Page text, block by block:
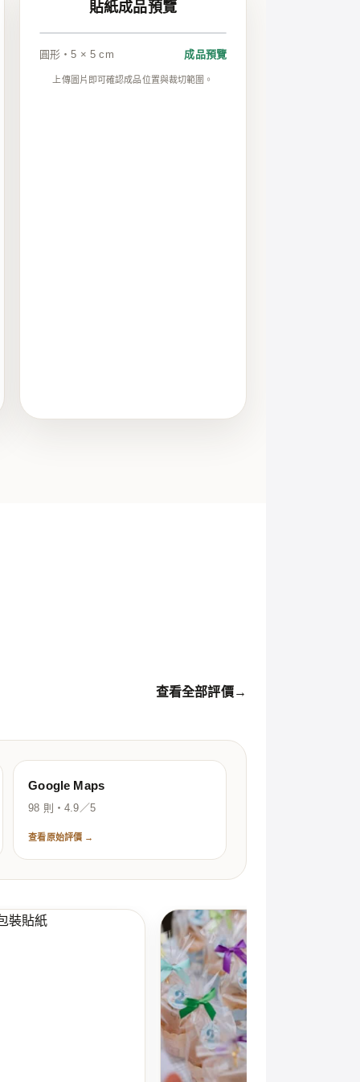
貼紙成品預覽
圓形・5 × 5 cm 成品預覽
上傳圖片即可確認成品位置與裁切範圍。
查看全部評價→
Google Maps
98 則・4.9／5
查看原始評價 →